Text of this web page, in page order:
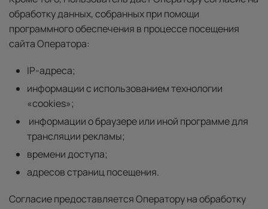
обработку данных, собранных при помощи
программного обеспечения в процессе посещения
сайта Оператора:
IP-адреса;
информации c использованием технологии
«cookies»;
информации о браузере или иной программе для
трансляции рекламы;
времени доступа;
адресов страниц посещения.
Согласие предоставляется Оператору на обработку